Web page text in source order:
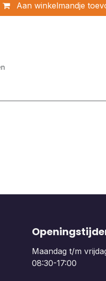
Aan winkelmandje
Maandag t/m
08:30-17:00